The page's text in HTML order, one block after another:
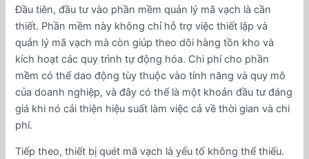
Đầu tiên, đầu tư vào phần mềm quản lý mã vạch là cần
thiết. Phần mềm này không chỉ hỗ trợ việc thiết lập và
quản lý mã vạch mà còn giúp theo dõi hàng tồn kho và
kích hoạt các quy trình tự động hóa. Chi phí cho phần
mềm có thể dao động tùy thuộc vào tính năng và quy mô
của doanh nghiệp, và đây có thể là một khoản đầu tư đáng
giá khi nó cải thiện hiệu suất làm việc cả về thời gian và chi
phí.
Tiếp theo, thiết bị quét mã vạch là yếu tố không thể thiếu.